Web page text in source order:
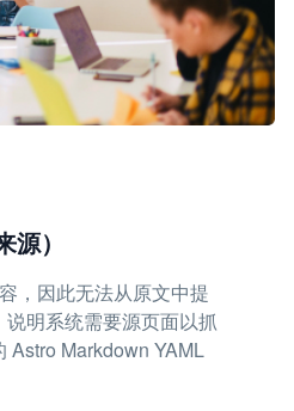
）
，因此无法从原文中提
明系统需要源页面以抓
Astro Markdown YAML